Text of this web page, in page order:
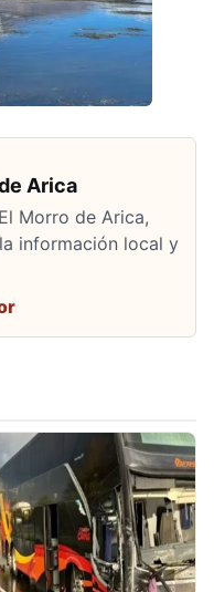
Arica
Morro de Arica,
información local y